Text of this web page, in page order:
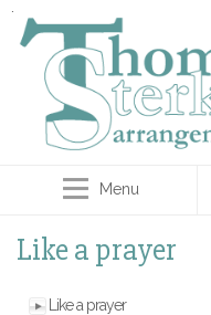
Menu
Like a prayer
Like a prayer